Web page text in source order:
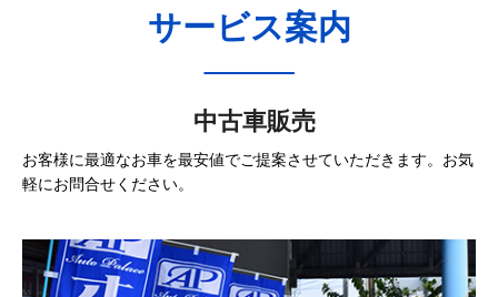
サービス案内
中古車販売
お客様に最適なお車を最安値でご提案させていただきます。お気
軽にお問合せください。